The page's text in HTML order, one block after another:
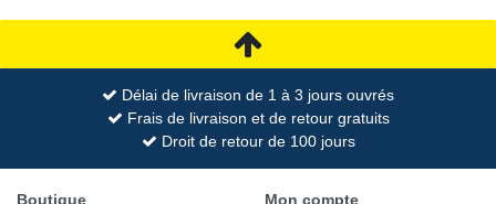
Délai de livraison de 1 à 3 jours ouvrés
Frais de livraison et de retour gratuits
Droit de retour de 100 jours
Boutique Mon compte